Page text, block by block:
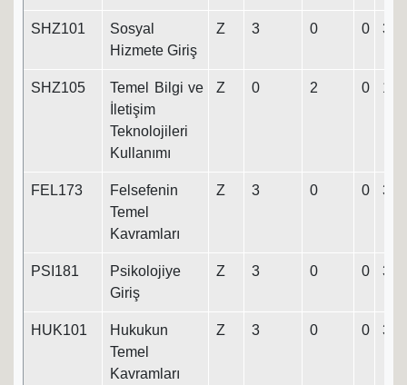
SHZ101
Sosyal
Hizmete Giriş
Z 3 0 0 3
SHZ105
Temel Bilgi ve
İletişim
Teknolojileri
Kullanımı
Z 0 2 0 1
FEL173
Felsefenin
Temel
Kavramları
Z 3 0 0 3
PSI181
Psikolojiye
Giriş
Z 3 0 0 3
HUK101
Hukukun
Temel
Kavramları
Z 3 0 0 3